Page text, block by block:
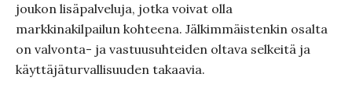
joukon lisäpalveluja, jotka voivat olla
markkinakilpailun kohteena. Jälkimmäistenkin osalta
on valvonta- ja vastuusuhteiden oltava selkeitä ja
käyttäjäturvallisuuden takaavia.